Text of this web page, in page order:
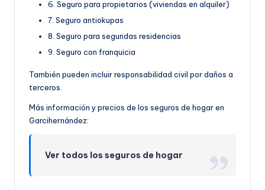
6. Seguro para propietarios (viviendas en alquiler)
7. Seguro antiokupas
8. Seguro para segundas residencias
9. Seguro con franquicia
También pueden incluir responsabilidad civil por daños a
terceros.
Más información y precios de los seguros de hogar en
Garcihernández:
Ver todos los seguros de hogar